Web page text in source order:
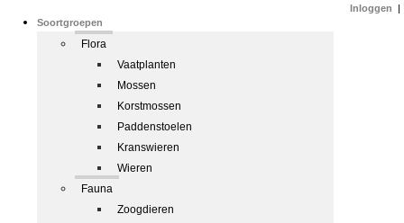
Soortgroepen
Flora
Vaatplanten
Mossen
Korstmossen
Paddenstoelen
Kranswieren
Wieren
Fauna
Zoogdieren
Inloggen |